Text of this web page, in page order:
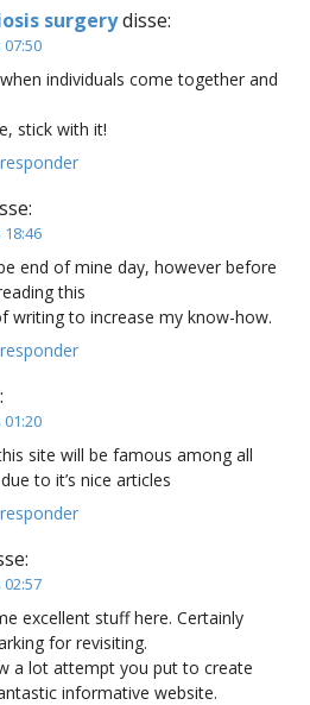
surgerydisse:
individuals come together and
stick with it!
end of mine day, however before
this
writing to increase my know-how.
site will be famous among all
to it’s nice articles
excellent stuff here. Certainly
for revisiting.
a lot attempt you put to create
informative website.